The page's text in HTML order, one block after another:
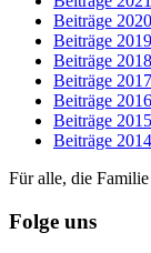
Beiträge 2020
Beiträge 2019
Beiträge 2018
Beiträge 2017
Beiträge 2016
Beiträge 2015
Beiträge 2014
Für alle, die
Folge uns